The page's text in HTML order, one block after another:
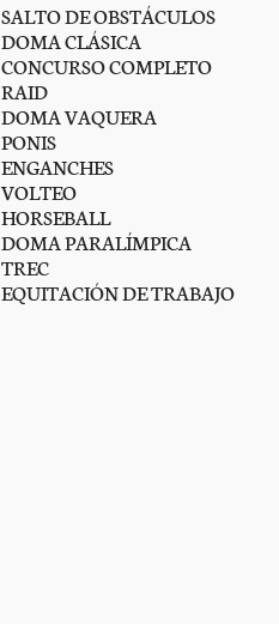
SALTO DE OBSTÁCULOS
DOMA CLÁSICA
CONCURSO COMPLETO
RAID
DOMA VAQUERA
PONIS
ENGANCHES
VOLTEO
HORSEBALL
DOMA PARALÍMPICA
TREC
EQUITACIÓN DE TRABAJO